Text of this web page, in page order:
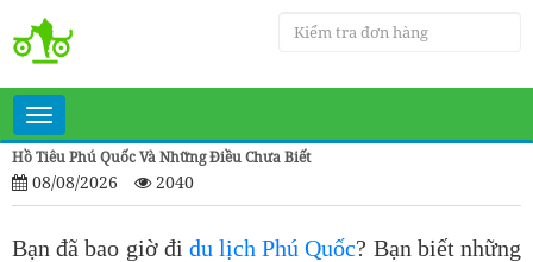
Toggle
navigation
Hồ Tiêu Phú Quốc Và Những Điều Chưa Biết
08/08/2026 2040
Bạn đã bao giờ đi du lịch Phú Quốc? Bạn biết những